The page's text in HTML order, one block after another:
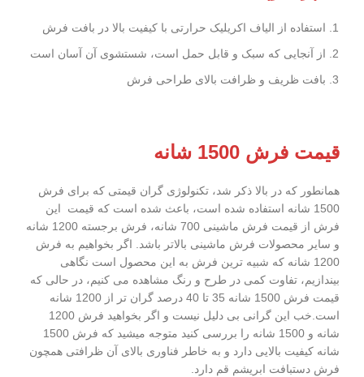
استفاده از الیاف اکریلیک حرارتی با کیفیت بالا در بافت فرش
از آنجایی که سبک و قابل حمل است، شستشوی آن آسان است
بافت ظریف و ظرافت بالای طراحی فرش
قیمت فرش 1500 شانه
همانطور که در بالا ذکر شد، تکنولوژی گران قیمتی که برای فرش
1500 شانه استفاده شده است، باعث شده است که قیمت این
فرش از قیمت فرش ماشینی 700 شانه، فرش برجسته 1200 شانه
و سایر محصولات فرش ماشینی بالاتر باشد. اگر بخواهیم به فرش
1200 شانه که شبیه ترین فرش به این محصول است نگاهی
بیندازیم، تفاوت کمی در طرح و رنگ مشاهده می کنیم، در حالی که
قیمت فرش 1500 شانه 35 تا 40 درصد گران تر از 1200 شانه
است.خب این گرانی بی دلیل نیست و اگر بخواهید فرش 1200
شانه و 1500 شانه را بررسی کنید متوجه میشید که فرش 1500
شانه کیفیت بالایی دارد و به خاطر فناوری بالای آن ظرافتی همچون
فرش دستبافت ابریشم قم دارد.